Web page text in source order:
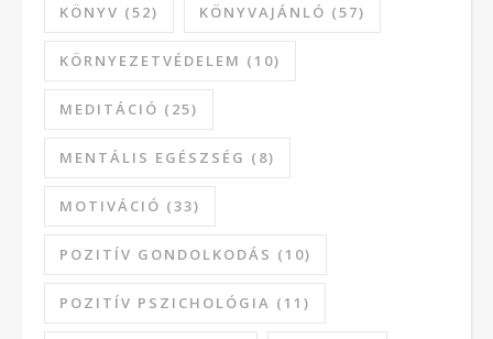
KÖNYV (52) KÖNYVAJÁNLÓ (57)
KÖRNYEZETVÉDELEM (10)
MEDITÁCIÓ (25)
MENTÁLIS EGÉSZSÉG (8)
MOTIVÁCIÓ (33)
POZITÍV GONDOLKODÁS (10)
POZITÍV PSZICHOLÓGIA (11)